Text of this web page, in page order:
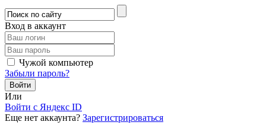
Вход в аккаунт
Чужой компьютер
Забыли пароль?
Или
Войти c Яндекс ID
Еще нет аккаунта? Зарегистрироваться